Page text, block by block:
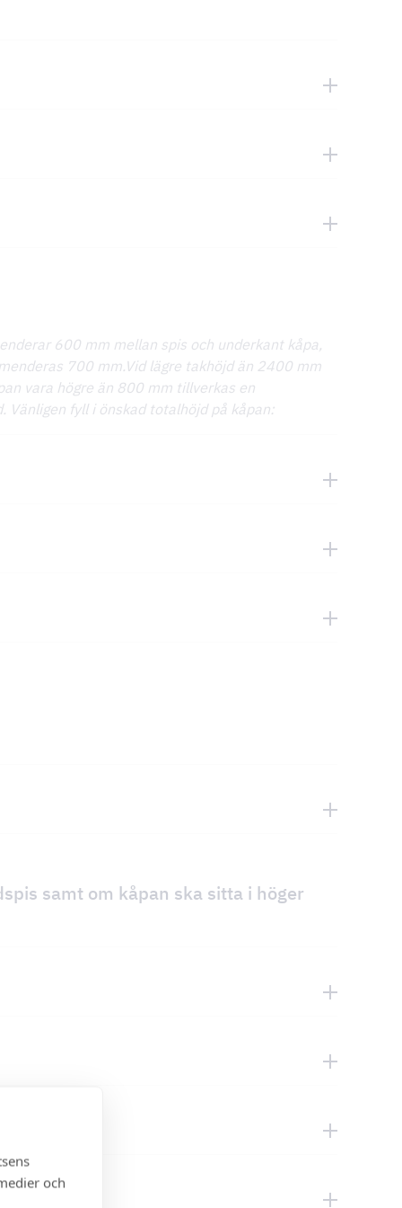
och
600 mm mellan spis och underkant kåpa,
700 mm.Vid lägre takhöjd än 2400 mm
vara högre än 800 mm tillverkas en
Vänligen fyll i önskad totalhöjd på kåpan:
samt om kåpan ska sitta i höger